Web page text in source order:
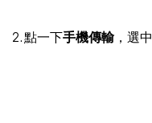
2. 點一下手機傳輸，選中